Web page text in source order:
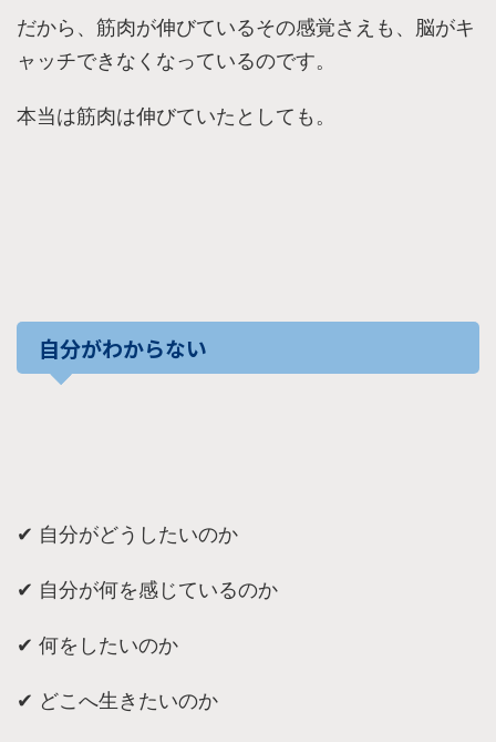
だから、筋肉が伸びているその感覚さえも、脳がキ
ャッチできなくなっているのです。
本当は筋肉は伸びていたとしても。
自分がわからない
✔︎ 自分がどうしたいのか
✔︎ 自分が何を感じているのか
✔︎ 何をしたいのか
✔︎ どこへ生きたいのか